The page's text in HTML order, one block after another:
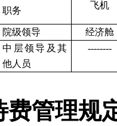
职务
飞机
院级领导
经济舱
中层领导及其
他人员
--------
费管理规